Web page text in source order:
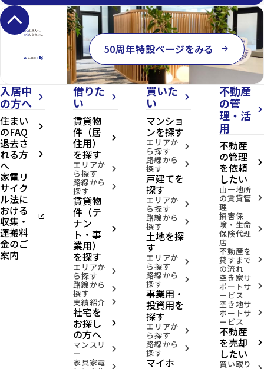
keyboard_arrow_up
50周年特設ページをみる arrow_forward
入居中
の方へ
arrow_forward_ios
住まい
のFAQ arrow_forward_ios
退去さ
れる方
へ
arrow_forward_ios
家電リ
サイク
ル法に
おける
収集・
運搬料
金のご
案内
open_in_new
借りた
い
arrow_forward_ios
賃貸物
件（居
住用）
を探す
arrow_forward_ios
エリアか
ら探す arrow_forward_ios
路線から
探す arrow_forward_ios
賃貸物
件（テ
ナン
ト・事
業用）
を探す
arrow_forward_ios
エリアか
ら探す arrow_forward_ios
路線から
探す arrow_forward_ios
実績紹介 arrow_forward_ios
社宅を
お探し
の方へ
arrow_forward_ios
マンスリ
ー arrow_forward_ios
家具家電 arrow_forward_ios
買いた
い
arrow_forward_ios
マンショ
ンを探す
エリアか
ら探す arrow_forward_ios
路線から
探す arrow_forward_ios
戸建てを
探す
エリアか
ら探す arrow_forward_ios
路線から
探す arrow_forward_ios
土地を探
す
エリアか
ら探す arrow_forward_ios
路線から
探す arrow_forward_ios
事業用・
投資用を
探す
エリアか
ら探す arrow_forward_ios
路線から
探す arrow_forward_ios
マイホ
不動産
の管
理・活
用
arrow_forward_ios
不動産
の管理
を依頼
したい
arrow_forward_ios
山一地所
の賃貸管
理
arrow_forward_ios
損害保
険・生命
保険代理
店
arrow_forward_ios
不動産を
貸すまで
の流れ
arrow_forward_ios
空き家サ
ポートサ
ービス
arrow_forward_ios
空き地サ
ポートサ
ービス
arrow_forward_ios
不動産
を売却
したい
arrow_forward_ios
買い取り